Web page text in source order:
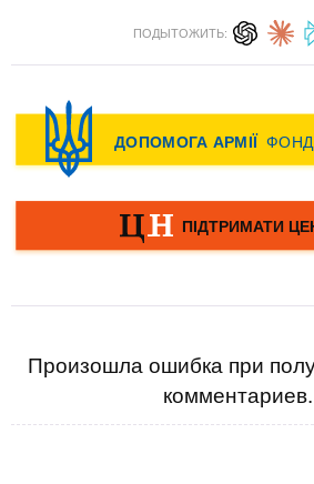
ПОДЫТОЖИТЬ:
Произошла ошибка при
комментариев.